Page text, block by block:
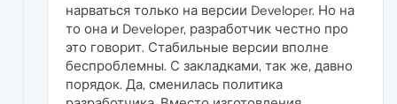
нарваться только на версии Developer. Но на
то она и Developer, разработчик честно про
это говорит. Стабильные версии вполне
беспроблемны. С закладками, так же, давно
порядок. Да, сменилась политика